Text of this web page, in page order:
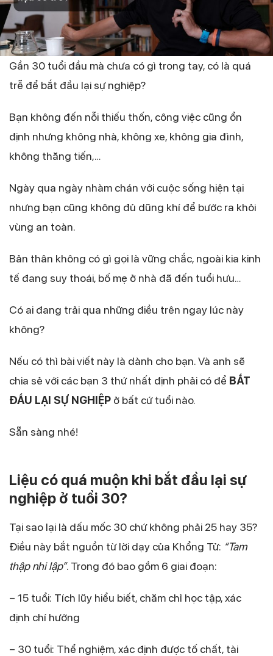
Gần 30 tuổi đầu mà chưa có gì trong tay, có là quá
trễ để bắt đầu lại sự nghiệp?
Bạn không đến nỗi thiếu thốn, công việc cũng ổn
định nhưng không nhà, không xe, không gia đình,
không thăng tiến,…
Ngày qua ngày nhàm chán với cuộc sống hiện tại
nhưng bạn cũng không đủ dũng khí để bước ra khỏi
vùng an toàn.
Bản thân không có gì gọi là vững chắc, ngoài kia kinh
tế đang suy thoái, bố mẹ ở nhà đã đến tuổi hưu…
Có ai đang trải qua những điều trên ngay lúc này
không?
Nếu có thì bài viết này là dành cho bạn. Và anh sẽ
chia sẻ với các bạn 3 thứ nhất định phải có để BẮT
ĐẦU LẠI SỰ NGHIỆP ở bất cứ tuổi nào.
Sẵn sàng nhé!
Liệu có quá muộn khi bắt đầu lại sự
nghiệp ở tuổi 30?
Tại sao lại là dấu mốc 30 chứ không phải 25 hay 35?
Điều này bắt nguồn từ lời dạy của Khổng Tử: “Tam
thập nhi lập”. Trong đó bao gồm 6 giai đoạn:
– 15 tuổi: Tích lũy hiểu biết, chăm chỉ học tập, xác
định chí hướng
– 30 tuổi: Thể nghiệm, xác định được tố chất, tài